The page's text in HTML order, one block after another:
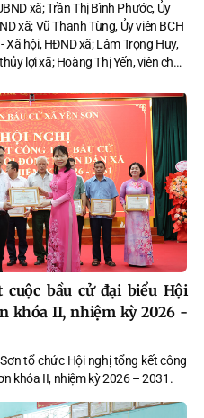
xã; Trần Thị Bình Phước, Ủy
xã; Vũ Thanh Tùng, Ủy viên BCH
hội, HĐND xã; Lâm Trọng Huy,
lợi xã; Hoàng Thị Yến, viên chức
II, nhiệm kỳ 2026-2031.
bầu cử đại biểu Hội
khóa II, nhiệm kỳ 2026 -
tổ chức Hội nghị tổng kết công
khóa II, nhiệm kỳ 2026 – 2031.